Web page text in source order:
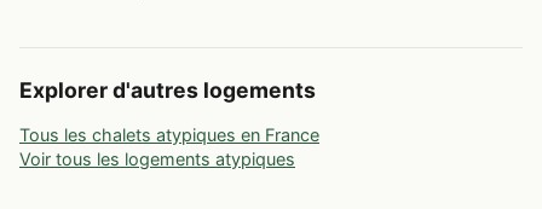
Explorer d'autres logements
Tous les chalets atypiques en France
Voir tous les logements atypiques